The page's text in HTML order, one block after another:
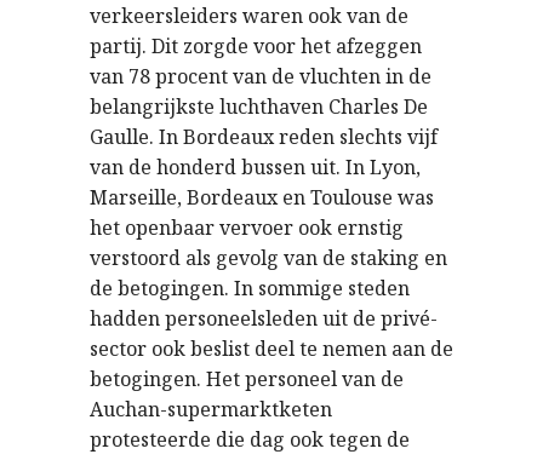
verkeersleiders waren ook van de
partij. Dit zorgde voor het afzeggen
van 78 procent van de vluchten in de
belangrijkste luchthaven Charles De
Gaulle. In Bordeaux reden slechts vijf
van de honderd bussen uit. In Lyon,
Marseille, Bordeaux en Toulouse was
het openbaar vervoer ook ernstig
verstoord als gevolg van de staking en
de betogingen. In sommige steden
hadden personeelsleden uit de privé-
sector ook beslist deel te nemen aan de
betogingen. Het personeel van de
Auchan-supermarktketen
protesteerde die dag ook tegen de